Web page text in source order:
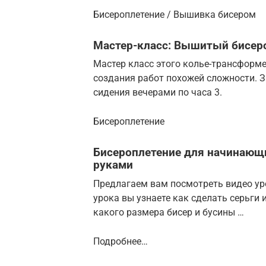
Бисероплетение / Вышивка бисером
Мастер-класс: Вышитый
Мастер класс этого колье-
создания работ похожей сложности.
сидения вечерами по часа 3.
Бисероплетение
Бисероплетение для
руками
Предлагаем вам посмотреть видео
урока вы узнаете как сделать
какого размера бисер и бусины …
Подробнее…